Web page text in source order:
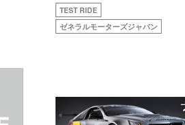
TEST RIDE
ゼネラルモーターズジャパン